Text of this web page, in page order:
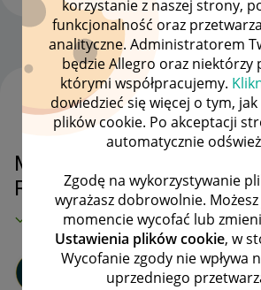
korzystanie z naszej strony,
funkcjonalność oraz
analityczne. Administratorem
będzie Allegro oraz niektórzy
którymi współpracujemy.
dowiedzieć się więcej o tym,
plików cookie. Po akceptacji
automatycznie
Zgodę na wykorzystywanie
wyrażasz dobrowolnie.
momencie wycofać lub
Ustawienia plików cookie, w
Wycofanie zgody nie wpływa
uprzedniego
Początkujący sprzedawcy
MEGA OKAZJE -
REZYGNACJA/ZMIANA
MAMY ROZWIĄZANIE!
Karcher_Center
#8 Zapaleniec
WSZYSTKIE